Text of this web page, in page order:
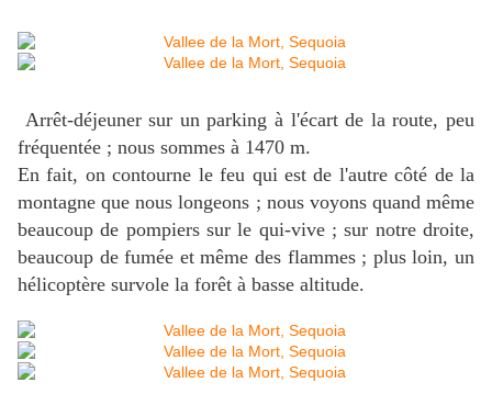
Arrêt-déjeuner sur un parking à l'écart de la route, peu
fréquentée ; nous sommes à 1470 m.
En fait, on contourne le feu qui est de l'autre côté de la
montagne que nous longeons ; nous voyons quand même
beaucoup de pompiers sur le qui-vive ; sur notre droite,
beaucoup de fumée et même des flammes ; plus loin, un
hélicoptère survole la forêt à basse altitude.